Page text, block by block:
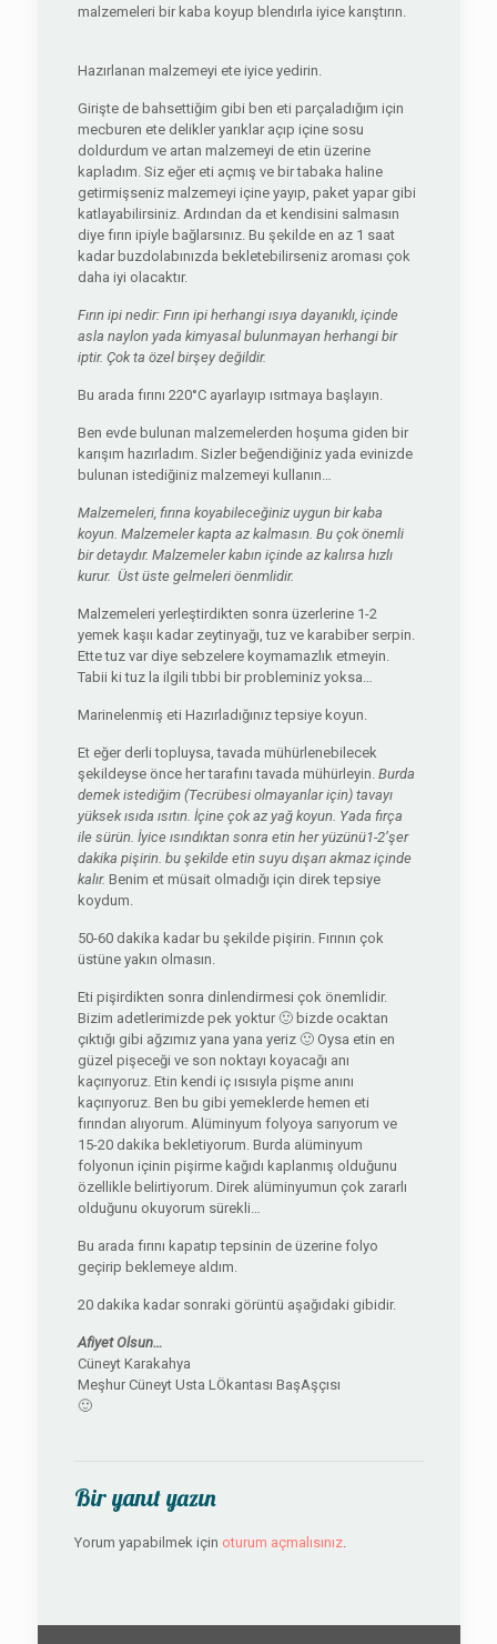
malzemeleri bir kaba koyup blendırla iyice karıştırın.
Hazırlanan malzemeyi ete iyice yedirin.
Girişte de bahsettiğim gibi ben eti parçaladığım için
mecburen ete delikler yarıklar açıp içine sosu
doldurdum ve artan malzemeyi de etin üzerine
kapladım. Siz eğer eti açmış ve bir tabaka haline
getirmişseniz malzemeyi içine yayıp, paket yapar gibi
katlayabilirsiniz. Ardından da et kendisini salmasın
diye fırın ipiyle bağlarsınız. Bu şekilde en az 1 saat
kadar buzdolabınızda bekletebilirseniz aroması çok
daha iyi olacaktır.
Fırın ipi nedir: Fırın ipi herhangi ısıya dayanıklı, içinde
asla naylon yada kimyasal bulunmayan herhangi bir
iptir. Çok ta özel birşey değildir.
Bu arada fırını 220°C ayarlayıp ısıtmaya başlayın.
Ben evde bulunan malzemelerden hoşuma giden bir
karışım hazırladım. Sizler beğendiğiniz yada evinizde
bulunan istediğiniz malzemeyi kullanın…
Malzemeleri, fırına koyabileceğiniz uygun bir kaba
koyun. Malzemeler kapta az kalmasın. Bu çok önemli
bir detaydır. Malzemeler kabın içinde az kalırsa hızlı
kurur. Üst üste gelmeleri öenmlidir.
Malzemeleri yerleştirdikten sonra üzerlerine 1-2
yemek kaşıı kadar zeytinyağı, tuz ve karabiber serpin.
Ette tuz var diye sebzelere koymamazlık etmeyin.
Tabii ki tuz la ilgili tıbbi bir probleminiz yoksa…
Marinelenmiş eti Hazırladığınız tepsiye koyun.
Et eğer derli topluysa, tavada mühürlenebilecek
şekildeyse önce her tarafını tavada mühürleyin. Burda
demek istediğim (Tecrübesi olmayanlar için) tavayı
yüksek ısıda ısıtın. İçine çok az yağ koyun. Yada fırça
ile sürün. İyice ısındıktan sonra etin her yüzünü1-2’şer
dakika pişirin. bu şekilde etin suyu dışarı akmaz içinde
kalır. Benim et müsait olmadığı için direk tepsiye
koydum.
50-60 dakika kadar bu şekilde pişirin. Fırının çok
üstüne yakın olmasın.
Eti pişirdikten sonra dinlendirmesi çok önemlidir.
Bizim adetlerimizde pek yoktur 🙂 bizde ocaktan
çıktığı gibi ağzımız yana yana yeriz 🙂 Oysa etin en
güzel pişeceği ve son noktayı koyacağı anı
kaçırıyoruz. Etin kendi iç ısısıyla pişme anını
kaçırıyoruz. Ben bu gibi yemeklerde hemen eti
fırından alıyorum. Alüminyum folyoya sarıyorum ve
15-20 dakika bekletiyorum. Burda alüminyum
folyonun içinin pişirme kağıdı kaplanmış olduğunu
özellikle belirtiyorum. Direk alüminyumun çok zararlı
olduğunu okuyorum sürekli…
Bu arada fırını kapatıp tepsinin de üzerine folyo
geçirip beklemeye aldım.
20 dakika kadar sonraki görüntü aşağıdaki gibidir.
Afiyet Olsun…
Cüneyt Karakahya
Meşhur Cüneyt Usta LÖkantası BaşAşçısı
🙂
Bir yanıt yazın
Yorum yapabilmek için oturum açmalısınız.